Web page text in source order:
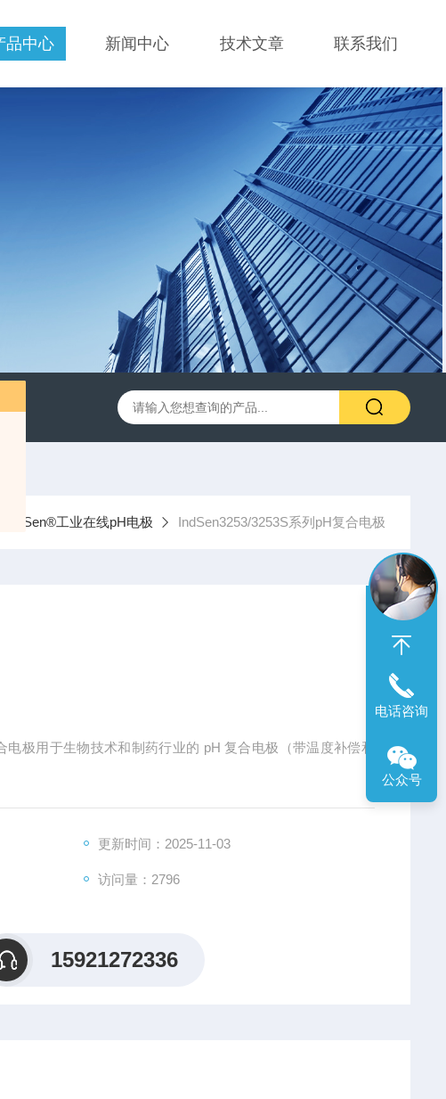
品中心 新闻中心 技术文章 联系我们
CL200笔式余氯计 SX716便携式溶解氧仪 SX610笔式pH计
IndSen®工业在线pH电极 IndSen3253/3253S系列pH复合电极
电极用于生物技术和制药行业的 pH 复合电极（带温度补偿和
更新时间：2025-11-03
访问量：2796
15921272336
电话咨询
公众号